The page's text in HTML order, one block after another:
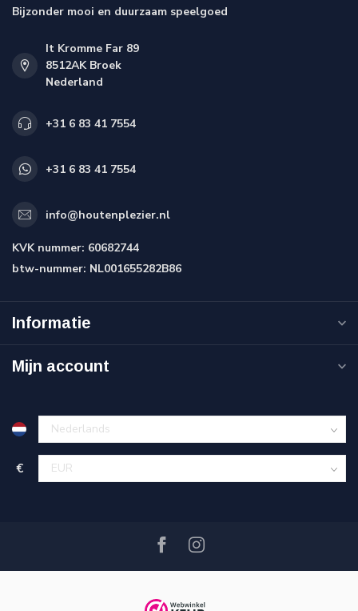
Bijzonder mooi en duurzaam speelgoed
It Kromme Far 89
8512AK Broek
Nederland
+31 6 83 41 7554
+31 6 83 41 7554
info@houtenplezier.nl
KVK nummer: 60682744
btw-nummer: NL001655282B86
Informatie
Mijn account
€